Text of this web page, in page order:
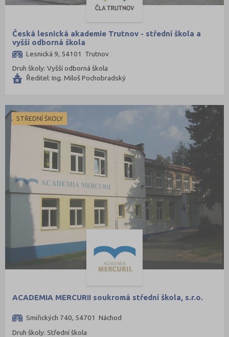
Česká lesnická akademie Trutnov - střední škola a
vyšší odborná škola
Lesnická 9, 54101 Trutnov
Druh školy: Vyšší odborná škola
Ředitel: Ing. Miloš Pochobradský
STŘEDNÍ ŠKOLY
ACADEMIA MERCURII soukromá střední škola, s.r.o.
Smiřických 740, 54701 Náchod
Druh školy: Střední škola